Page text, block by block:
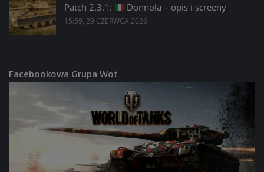
Patch 2.3.1: Donnola – opis i screeny
15:59, 29 CZERWCA 2026
Facebookowa Grupa Wot